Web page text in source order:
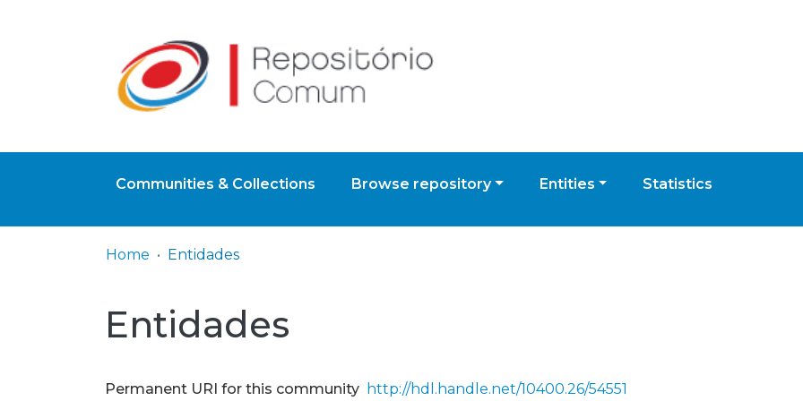
Communities & Collections Browse repository Entities Statistics
Home Entidades
Entidades
Permanent URI for this community http://hdl.handle.net/10400.26/54551